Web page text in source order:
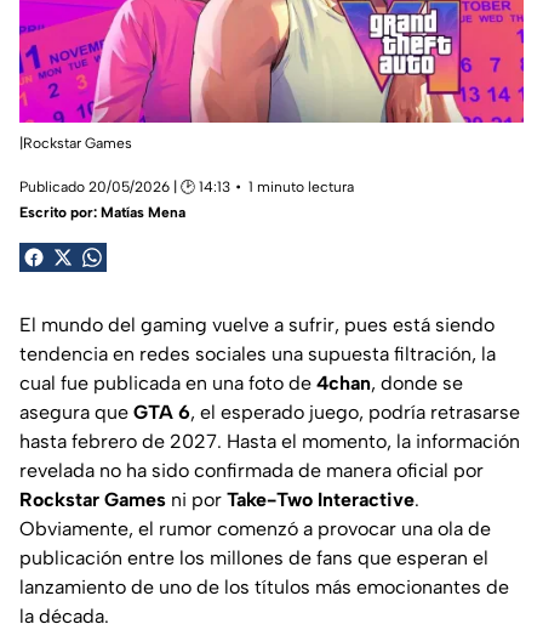
|Rockstar Games
Publicado 20/05/2026 | 🕑 14:13
1 minuto lectura
Escrito por: Matías Mena
El mundo del gaming vuelve a sufrir, pues está siendo
tendencia en redes sociales una supuesta filtración, la
cual fue publicada en una foto de 4chan, donde se
asegura que GTA 6, el esperado juego, podría retrasarse
hasta febrero de 2027. Hasta el momento, la información
revelada no ha sido confirmada de manera oficial por
Rockstar Games ni por Take-Two Interactive.
Obviamente, el rumor comenzó a provocar una ola de
publicación entre los millones de fans que esperan el
lanzamiento de uno de los títulos más emocionantes de
la década.